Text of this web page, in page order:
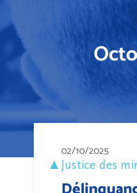
02/10/2025
Justice des